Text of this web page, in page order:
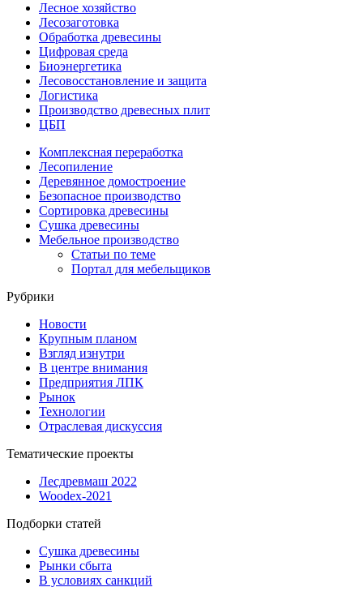
Лесное хозяйство
Лесозаготовка
Обработка древесины
Цифровая среда
Биоэнергетика
Лесовосстановление и защита
Логистика
Производство древесных плит
ЦБП
Комплексная переработка
Лесопиление
Деревянное домостроение
Безопасное производство
Сортировка древесины
Сушка древесины
Мебельное производство
Статьи по теме
Портал для мебельщиков
Рубрики
Новости
Крупным планом
Взгляд изнутри
В центре внимания
Предприятия ЛПК
Рынок
Технологии
Отраслевая дискуссия
Тематические проекты
Лесдревмаш 2022
Woodex-2021
Подборки статей
Сушка древесины
Рынки сбыта
В условиях санкций